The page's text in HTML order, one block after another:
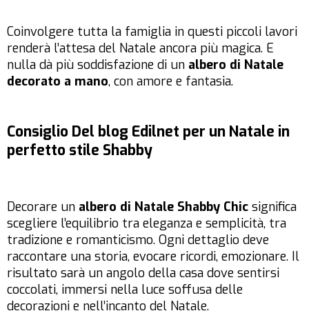
Coinvolgere tutta la famiglia in questi piccoli lavori
renderà l’attesa del Natale ancora più magica. E
nulla dà più soddisfazione di un albero di Natale
decorato a mano, con amore e fantasia.
Consiglio Del blog Edilnet per un Natale in
perfetto stile Shabby
Decorare un albero di Natale Shabby Chic significa
scegliere l’equilibrio tra eleganza e semplicità, tra
tradizione e romanticismo. Ogni dettaglio deve
raccontare una storia, evocare ricordi, emozionare. Il
risultato sarà un angolo della casa dove sentirsi
coccolati, immersi nella luce soffusa delle
decorazioni e nell’incanto del Natale.